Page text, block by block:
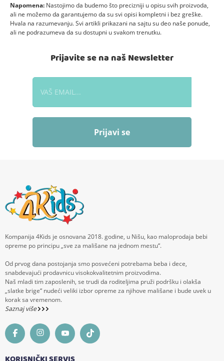
Napomena: Nastojimo da budemo što precizniji u opisu svih proizvoda,
ali ne možemo da garantujemo da su svi opisi kompletni i bez greške.
Hvala na razumevanju. Svi artikli prikazani na sajtu su deo naše ponude,
ali ne podrazumeva da su dostupni u svakom trenutku.
Prijavite se na naš Newsletter
Prijavi se
Kompanija 4Kids je osnovana 2018. godine, u Nišu, kao maloprodaja bebi
opreme po principu „sve za mališane na jednom mestu“.
Od prvog dana postojanja smo posvećeni potrebama beba i dece,
snabdevajući prodavnicu visokokvalitetnim proizvodima.
Naš mladi tim zaposlenih, se trudi da roditeljima pruži podršku i olakša
„slatke brige“ nudeći veliki izbor opreme za njihove mališane i bude uvek u
korak sa vremenom.
Saznaj više